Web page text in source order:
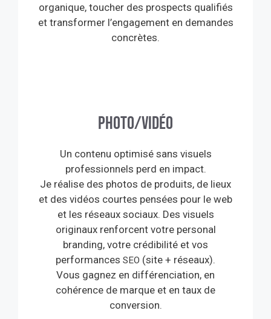
organique, toucher des prospects qualifiés
et transformer l’engagement en demandes
concrètes.
Photo/Vidéo
Un contenu optimisé sans visuels
professionnels perd en impact.
Je réalise des photos de produits, de lieux
et des vidéos courtes pensées pour le web
et les réseaux sociaux. Des visuels
originaux renforcent votre personal
branding, votre crédibilité et vos
performances SEO (site + réseaux).
Vous gagnez en différenciation, en
cohérence de marque et en taux de
conversion.